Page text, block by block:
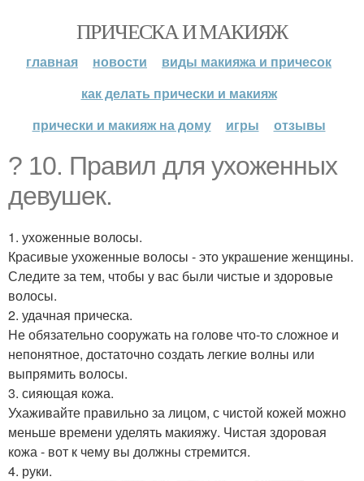
ПРИЧЕСКА И МАКИЯЖ
главная новости
виды макияжа и причесок
как делать прически и макияж
прически и макияж на дому
игры отзывы
? 10. Правил для ухоженных
девушек.
1. ухоженные волосы.
Красивые ухоженные волосы - это украшение женщины.
Следите за тем, чтобы у вас были чистые и здоровые
волосы.
2. удачная прическа.
Не обязательно сооружать на голове что-то сложное и
непонятное, достаточно создать легкие волны или
выпрямить волосы.
3. сияющая кожа.
Ухаживайте правильно за лицом, с чистой кожей можно
меньше времени уделять макияжу. Чистая здоровая
кожа - вот к чему вы должны стремится.
4. руки.